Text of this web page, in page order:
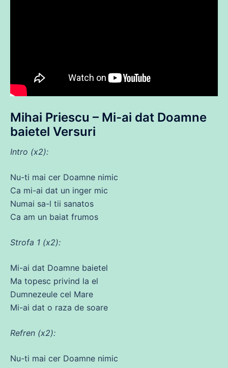
Mihai Priescu – Mi-ai dat Doamne
baietel Versuri
Intro (x2):
Nu-ti mai cer Doamne nimic
Ca mi-ai dat un inger mic
Numai sa-l tii sanatos
Ca am un baiat frumos
Strofa 1 (x2):
Mi-ai dat Doamne baietel
Ma topesc privind la el
Dumnezeule cel Mare
Mi-ai dat o raza de soare
Refren (x2):
Nu-ti mai cer Doamne nimic